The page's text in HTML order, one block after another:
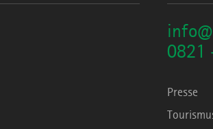
0821
Presse